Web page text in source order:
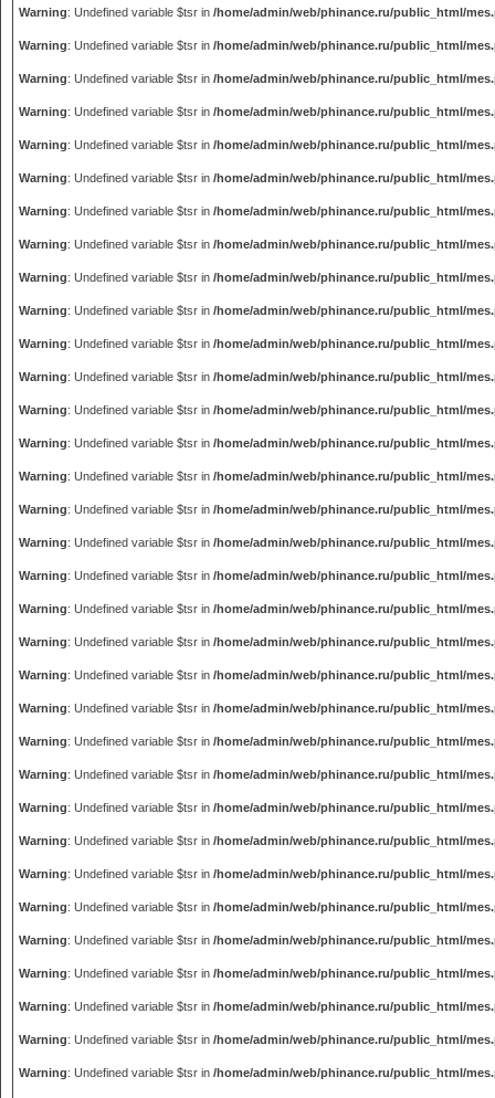
Warning: Undefined variable $tsr in /home/admin/web/phinance.ru/public_html/
Warning: Undefined variable $tsr in /home/admin/web/phinance.ru/public_html/
Warning: Undefined variable $tsr in /home/admin/web/phinance.ru/public_html/
Warning: Undefined variable $tsr in /home/admin/web/phinance.ru/public_html/
Warning: Undefined variable $tsr in /home/admin/web/phinance.ru/public_html/
Warning: Undefined variable $tsr in /home/admin/web/phinance.ru/public_html/
Warning: Undefined variable $tsr in /home/admin/web/phinance.ru/public_html/
Warning: Undefined variable $tsr in /home/admin/web/phinance.ru/public_html/
Warning: Undefined variable $tsr in /home/admin/web/phinance.ru/public_html/
Warning: Undefined variable $tsr in /home/admin/web/phinance.ru/public_html/
Warning: Undefined variable $tsr in /home/admin/web/phinance.ru/public_html/
Warning: Undefined variable $tsr in /home/admin/web/phinance.ru/public_html/
Warning: Undefined variable $tsr in /home/admin/web/phinance.ru/public_html/
Warning: Undefined variable $tsr in /home/admin/web/phinance.ru/public_html/
Warning: Undefined variable $tsr in /home/admin/web/phinance.ru/public_html/
Warning: Undefined variable $tsr in /home/admin/web/phinance.ru/public_html/
Warning: Undefined variable $tsr in /home/admin/web/phinance.ru/public_html/
Warning: Undefined variable $tsr in /home/admin/web/phinance.ru/public_html/
Warning: Undefined variable $tsr in /home/admin/web/phinance.ru/public_html/
Warning: Undefined variable $tsr in /home/admin/web/phinance.ru/public_html/
Warning: Undefined variable $tsr in /home/admin/web/phinance.ru/public_html/
Warning: Undefined variable $tsr in /home/admin/web/phinance.ru/public_html/
Warning: Undefined variable $tsr in /home/admin/web/phinance.ru/public_html/
Warning: Undefined variable $tsr in /home/admin/web/phinance.ru/public_html/
Warning: Undefined variable $tsr in /home/admin/web/phinance.ru/public_html/
Warning: Undefined variable $tsr in /home/admin/web/phinance.ru/public_html/
Warning: Undefined variable $tsr in /home/admin/web/phinance.ru/public_html/
Warning: Undefined variable $tsr in /home/admin/web/phinance.ru/public_html/
Warning: Undefined variable $tsr in /home/admin/web/phinance.ru/public_html/
Warning: Undefined variable $tsr in /home/admin/web/phinance.ru/public_html/
Warning: Undefined variable $tsr in /home/admin/web/phinance.ru/public_html/
Warning: Undefined variable $tsr in /home/admin/web/phinance.ru/public_html/
Warning: Undefined variable $tsr in /home/admin/web/phinance.ru/public_html/